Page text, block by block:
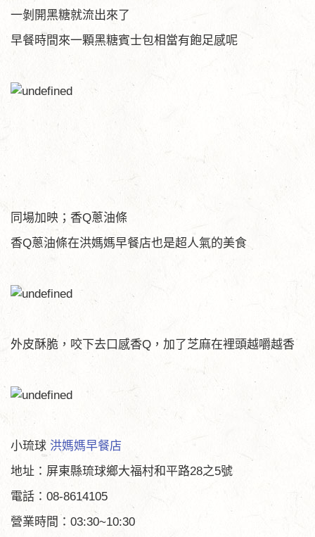
一剝開黑糖就流出來了
早餐時間來一顆黑糖賓士包相當有飽足感呢
同場加映；香Q蔥油條
香Q蔥油條在洪媽媽早餐店也是超人氣的美食
外皮酥脆，咬下去口感香Q，加了芝麻在裡頭越嚼越香
小琉球 洪媽媽早餐店
地址：屏東縣琉球鄉大福村和平路28之5號
電話：08-8614105
營業時間：03:30~10:30